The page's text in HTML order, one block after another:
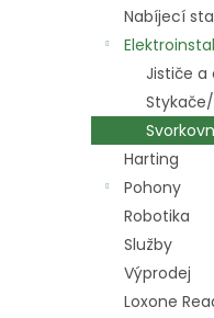
a
n
Nabíjecí
Jističe a
Harting
Pohony
Robotika
Služby
Výprodej
Loxone